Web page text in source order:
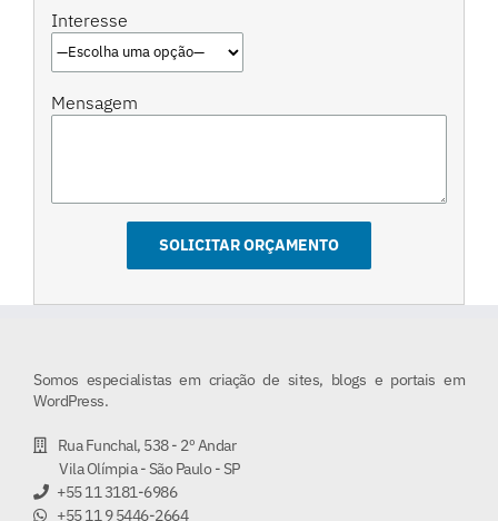
Interesse
Mensagem
Somos especialistas em criação de sites, blogs e portais em
WordPress.
Rua Funchal, 538 - 2º Andar
Vila Olímpia - São Paulo - SP
+55 11 3181-6986
+55 11 9 5446-2664